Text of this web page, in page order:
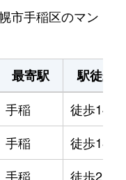
市手稲区のマン
最寄駅
駅徒歩
手稲
徒歩14分
手稲
徒歩18分
手稲
徒歩21分